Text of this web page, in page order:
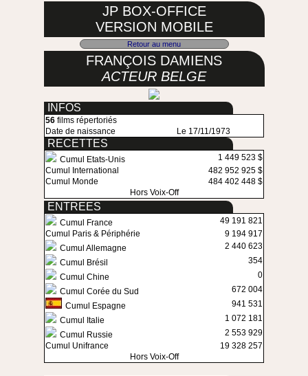
JP BOX-OFFICE
VERSION MOBILE
Retour au menu
FRANÇOIS DAMIENS
ACTEUR BELGE
INFOS
56 films répertoriés
Date de naissance
Le 17/11/1973
RECETTES
Cumul Etats-Unis
1 449 523 $
Cumul International
482 952 925 $
Cumul Monde
484 402 448 $
Hors Voix-Off
ENTREES
Cumul France
49 191 821
Cumul Paris & Périphérie
9 194 917
Cumul Allemagne
2 440 623
Cumul Brésil
354
Cumul Chine
0
Cumul Corée du Sud
672 004
Cumul Espagne
941 531
Cumul Italie
1 072 181
Cumul Russie
2 553 929
Cumul Unifrance
19 328 257
Hors Voix-Off